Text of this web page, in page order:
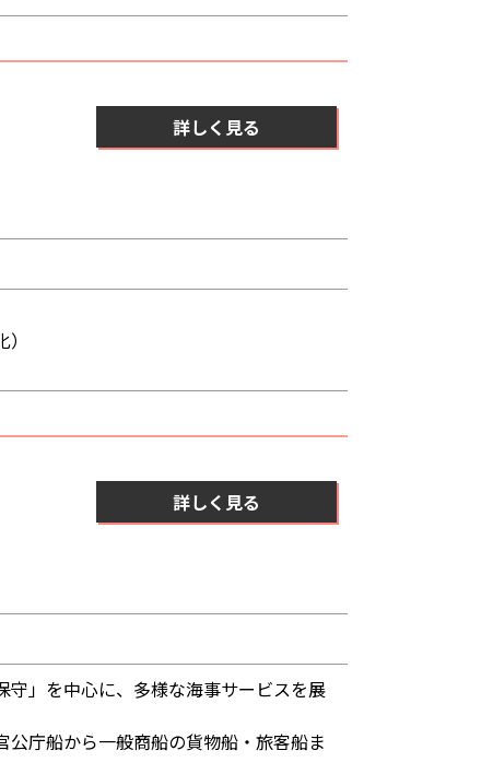
詳しく見る
詳しく見る
」を中心に、多様な海事サービスを展
庁船から一般商船の貨物船・旅客船ま